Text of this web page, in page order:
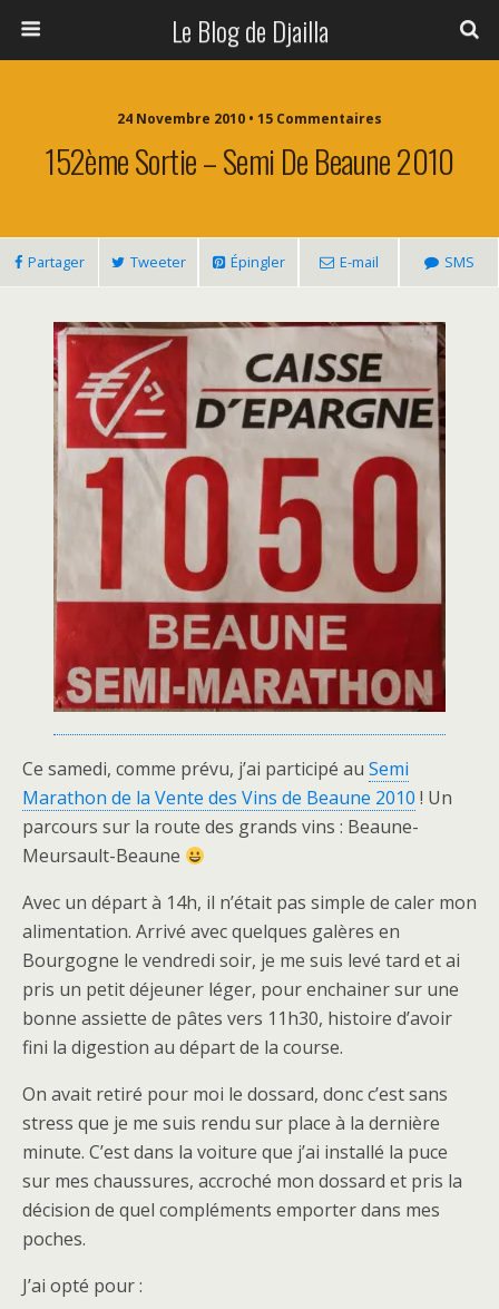
Le Blog de Djailla
24 Novembre 2010 • 15 Commentaires
152ème Sortie – Semi De Beaune 2010
Partager Tweeter Épingler E-mail SMS
Ce samedi, comme prévu, j’ai participé au Semi
Marathon de la Vente des Vins de Beaune 2010 ! Un
parcours sur la route des grands vins : Beaune-
Meursault-Beaune
Avec un départ à 14h, il n’était pas simple de caler mon
alimentation. Arrivé avec quelques galères en
Bourgogne le vendredi soir, je me suis levé tard et ai
pris un petit déjeuner léger, pour enchainer sur une
bonne assiette de pâtes vers 11h30, histoire d’avoir
fini la digestion au départ de la course.
On avait retiré pour moi le dossard, donc c’est sans
stress que je me suis rendu sur place à la dernière
minute. C’est dans la voiture que j’ai installé la puce
sur mes chaussures, accroché mon dossard et pris la
décision de quel compléments emporter dans mes
poches.
J’ai opté pour :